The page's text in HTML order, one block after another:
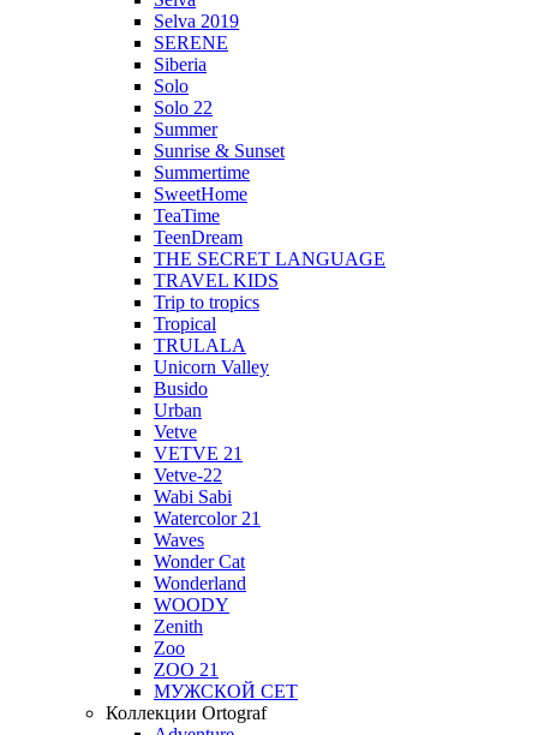
Selva 2019
SERENE
Siberia
Solo
Solo 22
Summer
Sunrise & Sunset
Summertime
SweetHome
TeaTime
TeenDream
THE SECRET LANGUAGE
TRAVEL KIDS
Trip to tropics
Tropical
TRULALA
Unicorn Valley
Busido
Urban
Vetve
VETVE 21
Vetve-22
Wabi Sabi
Watercolor 21
Waves
Wonder Cat
Wonderland
WOODY
Zenith
Zoo
ZOO 21
МУЖСКОЙ СЕТ
Коллекции Ortograf